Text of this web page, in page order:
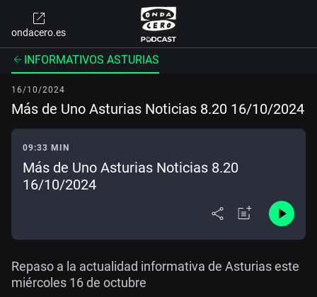
ondacero.es
INFORMATIVOS ASTURIAS
16/10/2024
Más de Uno Asturias Noticias 8.20 16/10/2024
09:33 MIN
Más de Uno Asturias Noticias 8.20
16/10/2024
Repaso a la actualidad informativa de Asturias este
miércoles 16 de octubre